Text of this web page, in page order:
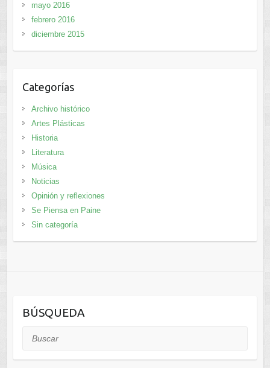
mayo 2016
febrero 2016
diciembre 2015
Categorías
Archivo histórico
Artes Plásticas
Historia
Literatura
Música
Noticias
Opinión y reflexiones
Se Piensa en Paine
Sin categoría
BÚSQUEDA
Buscar